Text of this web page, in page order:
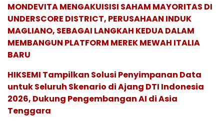
MONDEVITA MENGAKUISISI SAHAM MAYORITAS DI
UNDERSCORE DISTRICT, PERUSAHAAN INDUK
MAGLIANO, SEBAGAI LANGKAH KEDUA DALAM
MEMBANGUN PLATFORM MEREK MEWAH ITALIA
BARU
HIKSEMI Tampilkan Solusi Penyimpanan Data
untuk Seluruh Skenario di Ajang DTI Indonesia
2026, Dukung Pengembangan AI di Asia
Tenggara